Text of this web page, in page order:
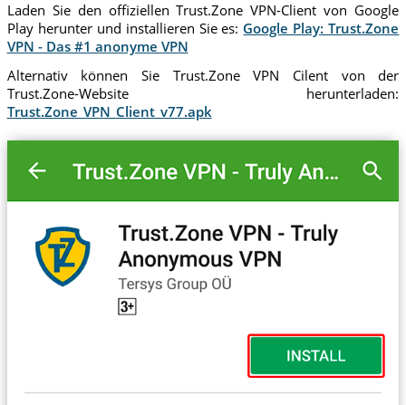
Laden Sie den offiziellen Trust.Zone VPN-Client von Google
Play herunter und installieren Sie es: Google Play: Trust.Zone
VPN - Das #1 anonyme VPN
Alternativ können Sie Trust.Zone VPN Cilent von der
Trust.Zone-Website herunterladen:
Trust.Zone_VPN_Client_v77.apk